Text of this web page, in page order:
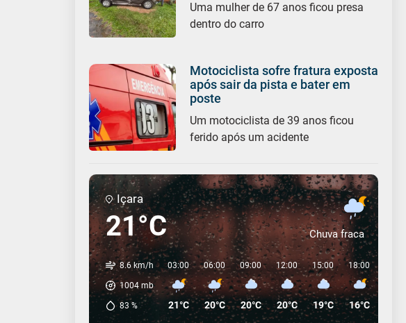
Uma mulher de 67 anos ficou presa
dentro do carro
Motociclista sofre fratura exposta
após sair da pista e bater em
poste
Um motociclista de 39 anos ficou
ferido após um acidente
Içara
21°C Chuva fraca
8.6 km/h
1004mb
83 %
03:00
21°C
06:00
20°C
09:00
20°C
12:00
20°C
15:00
19°C
18:00
16°C